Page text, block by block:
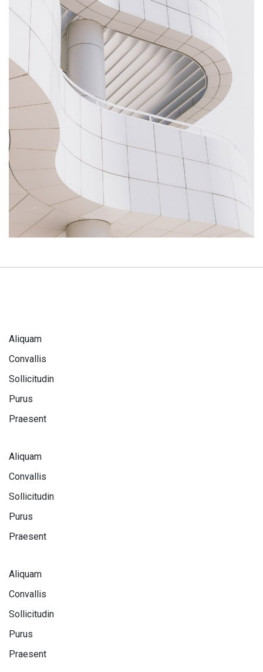
Aliquam
Convallis
Sollicitudin
Purus
Praesent
Aliquam
Convallis
Sollicitudin
Purus
Praesent
Aliquam
Convallis
Sollicitudin
Purus
Praesent